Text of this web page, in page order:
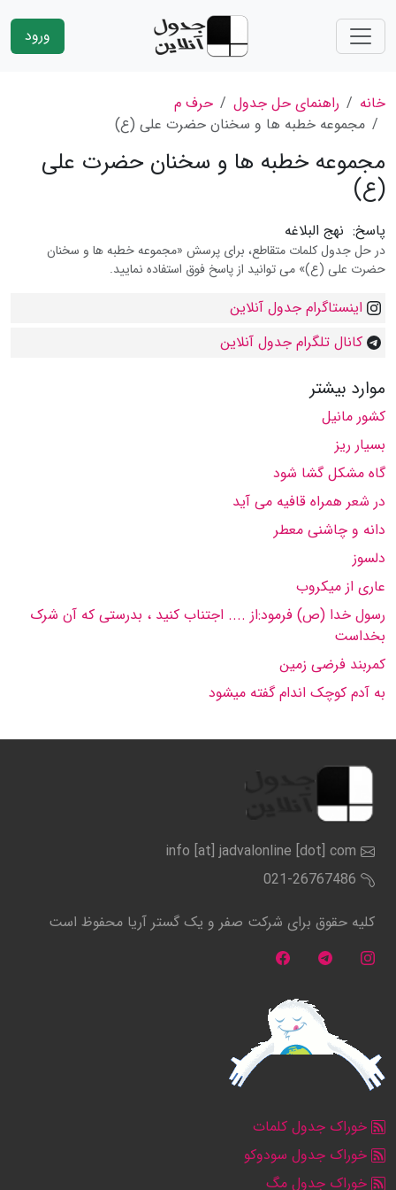
ورود
خانه راهنمای حل جدول
حرف م
مجموعه خطبه ها و سخنان حضرت علی (ع)
مجموعه خطبه ها و سخنان حضرت علی
(ع)
پاسخ: نهج البلاغه
در حل جدول کلمات متقاطع، برای پرسش «مجموعه خطبه ها و سخنان
حضرت علی (ع)» می توانید از پاسخ فوق استفاده نمایید.
اینستاگرام جدول آنلاین
کانال تلگرام جدول آنلاین
موارد بیشتر
کشور مانیل
بسیار ریز
گاه مشکل گشا شود
در شعر همراه قافیه می آید
دانه و چاشنی معطر
دلسوز
عاری از میکروب
رسول خدا (ص) فرمود:از .... اجتناب کنید ، بدرستی که آن شرک
بخداست
کمربند فرضی زمین
به آدم کوچک اندام گفته میشود
info [at] jadvalonline [dot] com
021-26767486
کلیه حقوق برای شرکت صفر و یک گستر آریا محفوظ است
خوراک جدول کلمات
خوراک جدول سودوکو
خوراک جدول مگ